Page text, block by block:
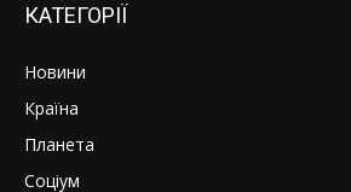
КАТЕГОРІЇ
Новини
Країна
Планета
Соціум